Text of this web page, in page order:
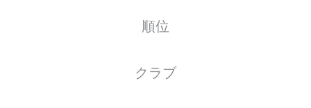
順位
クラブ
スターティングメンバー